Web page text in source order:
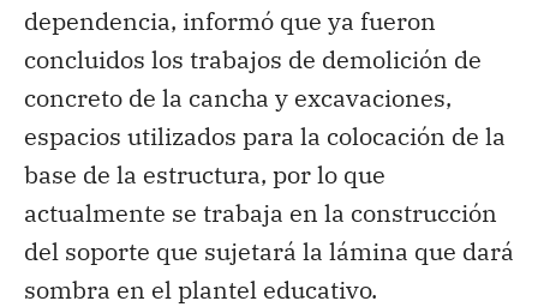
dependencia, informó que ya fueron
concluidos los trabajos de demolición de
concreto de la cancha y excavaciones,
espacios utilizados para la colocación de la
base de la estructura, por lo que
actualmente se trabaja en la construcción
del soporte que sujetará la lámina que dará
sombra en el plantel educativo.